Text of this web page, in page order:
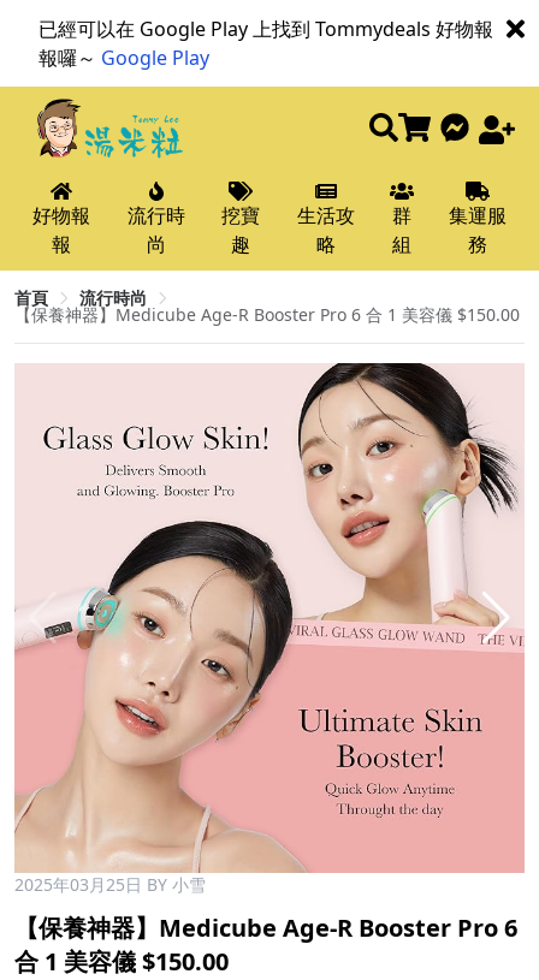
已經可以在 Google Play 上找到 Tommydeals 好物報
報囉～ Google Play
好物報
報
流行時
尚
挖寶
趣
生活攻
略
群
組
集運服
務
首頁 流行時尚
【保養神器】Medicube Age-R Booster Pro 6 合 1 美容儀 $150.00
2025年03月25日 BY 小雪
【保養神器】Medicube Age-R Booster Pro 6
合 1 美容儀 $150.00